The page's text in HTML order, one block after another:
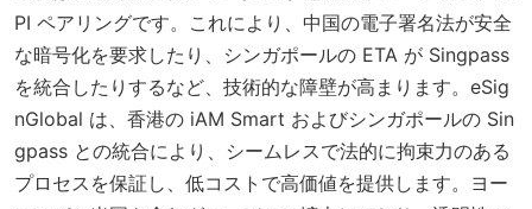
PI ペアリングです。これにより、中国の電子署名法が安全
な暗号化を要求したり、シンガポールの ETA が Singpass
を統合したりするなど、技術的な障壁が高まります。eSig
nGlobal は、香港の iAM Smart およびシンガポールの Sin
gpass との統合により、シームレスで法的に拘束力のある
プロセスを保証し、低コストで高価値を提供します。ヨー